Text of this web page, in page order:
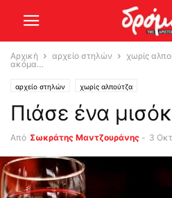
Αρχική αρχείο στηλών χωρίς
ακόμα…
αρχείο στηλών χωρίς αλπούτζα
Πιάσε ένα
Από Σωκράτης Μαντζουράνης - 3